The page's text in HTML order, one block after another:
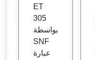
ET
305
بواسطة
SNF
عبارة